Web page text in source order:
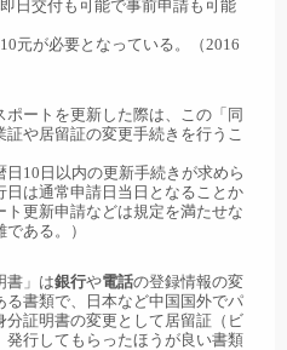
日交付も可能で事前申請も可能
元が必要となっている。（2016
ートを更新した際は、この「同
や居留証の変更手続きを行うこ
日10日以内の更新手続きが求めら
は通常申請日当日となることか
ト更新申請などは規定を満たせな
ある。）
書」は銀行や電話の登録情報の変
書類で、日本など中国国外でパ
分証明書の変更として居留証（ビ
行してもらったほうが良い書類